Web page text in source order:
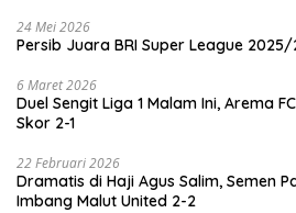
24 Mei 2026
Persib Juara BRI Super League 2025/
6 Maret 2026
Duel Sengit Liga 1 Malam Ini, Arema
Skor 2-1
22 Februari 2026
Dramatis di Haji Agus Salim, Semen
Imbang Malut United 2-2